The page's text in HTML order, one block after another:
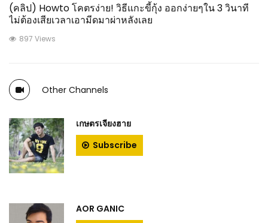
(คลิป) Howto โคตรง่าย! วิธีแกะขี้กุ้ง ออกง่ายๆใน 3 วินาที
ไม่ต้องเสียเวลาเอามีดมาผ่าหลังเลย
897 Views
Other Channels
เกษตรเจียงฮาย
Subscribe
AOR GANIC